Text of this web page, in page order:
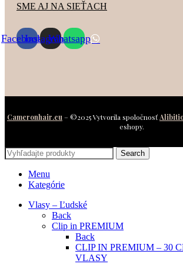
SME AJ NA SIEŤACH
FacebookInstagramWhatsapp
Cameronhair.eu – ©2025 Vytvorila spoločnosť
eshopy.
Search
Menu
Kategórie
Vlasy – Ľudské
Back
Clip in PREMIUM
Back
CLIP IN PREMIUM – 30
VLASY